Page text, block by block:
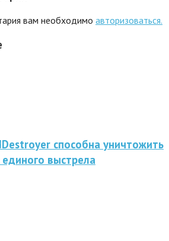
вам необходимо авторизоваться.
способна уничтожить
выстрела